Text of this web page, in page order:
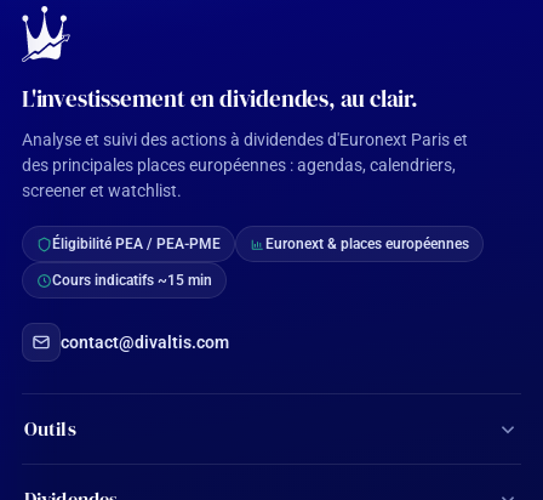
L'investissement en dividendes, au clair.
Analyse et suivi des actions à dividendes d'Euronext Paris et
des principales places européennes : agendas, calendriers,
screener et watchlist.
Éligibilité PEA / PEA-PME Euronext & places européennes
Cours indicatifs ~15 min
contact@divaltis.com
Outils
Screener d'actions